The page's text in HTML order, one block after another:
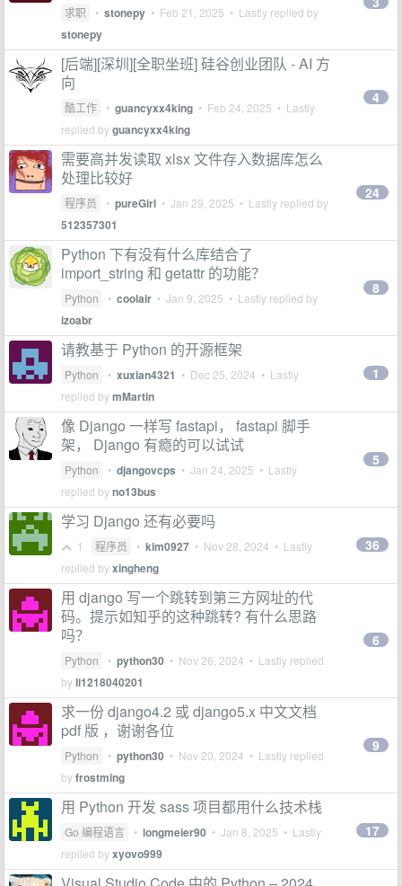
求职 • stonepy • Feb 21, 2025 • Lastly replied by
stonepy
[后端][深圳][全职坐班] 硅谷创业团队 - AI 方
向
酷工作 • guancyxx4king • Feb 24, 2025 • Lastly
replied byguancyxx4king
4
需要高并发读取 xlsx 文件存入数据库怎么
处理比较好
程序员 • pureGirl • Jan 29, 2025 • Lastly replied by
512357301
24
Python 下有没有什么库结合了
import_string 和 getattr 的功能？
Python • coolair • Jan 9, 2025 • Lastly replied by
izoabr
8
请教基于 Python 的开源框架
Python • xuxian4321 • Dec 25, 2024 • Lastly
replied bymMartin
1
像 Django 一样写 fastapi， fastapi 脚手
架， Django 有瘾的可以试试
Python • djangovcps • Jan 24, 2025 • Lastly
replied byno13bus
5
学习 Django 还有必要吗
1 程序员 • kim0927 • Nov 28, 2024 • Lastly
replied byxingheng
36
用 django 写一个跳转到第三方网址的代
码。提示如知乎的这种跳转? 有什么思路
吗？
Python • python30 • Nov 26, 2024 • Lastly replied
byli1218040201
6
求一份 django4.2 或 django5.x 中文文档
pdf 版 ，谢谢各位
Python • python30 • Nov 20, 2024 • Lastly replied
byfrostming
9
用 Python 开发 sass 项目都用什么技术栈
Go 编程语言 • longmeier90 • Jan 8, 2025 • Lastly
replied byxyovo999
17